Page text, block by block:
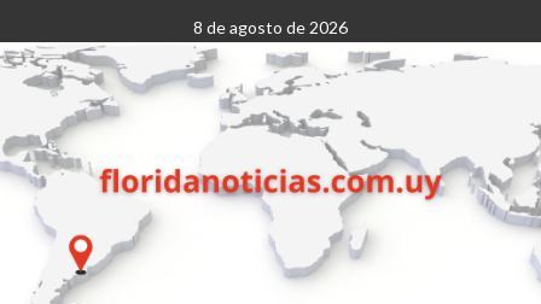
al
contenido
8 de agosto de 2026